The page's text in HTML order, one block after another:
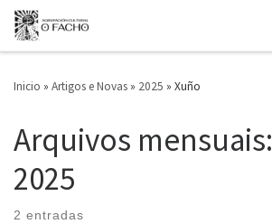
Saltar ao contido
Inicio » Artigos e Novas » 2025 » Xuño
Arquivos mensuais:
2025
2 entradas